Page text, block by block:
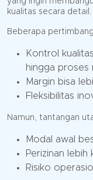
kualitas secara detail.
Beberapa
Kontrol
hingga proses
Margin bisa
Fleksibilitas
Namun, tantangan
Modal awal
Perizinan lebih
Risiko